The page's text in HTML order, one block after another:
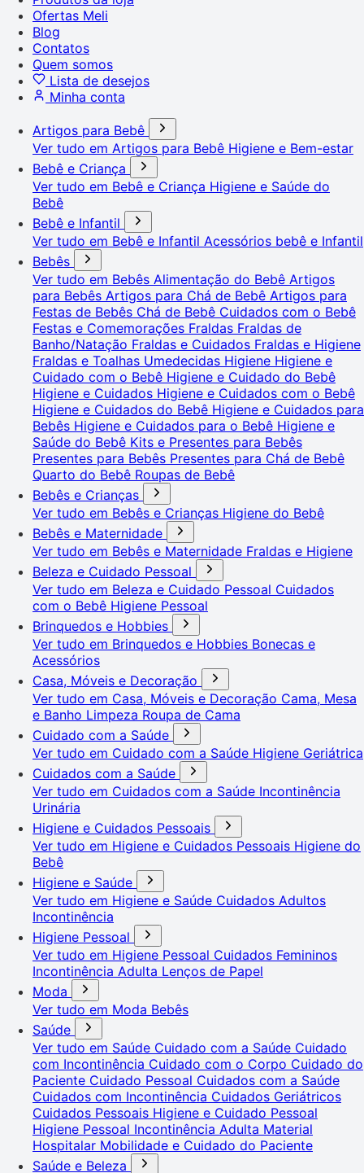
Ofertas Meli
Blog
Contatos
Quem somos
Lista de desejos
Minha conta
Artigos para Bebê
Ver tudo em Artigos para Bebê Higiene e Bem-estar
Bebê e Criança
Ver tudo em Bebê e Criança Higiene e Saúde do
Bebê
Bebê e Infantil
Ver tudo em Bebê e Infantil Acessórios bebê e Infantil
Bebês
Ver tudo em Bebês Alimentação do Bebê Artigos
para Bebês Artigos para Chá de Bebê Artigos para
Festas de Bebês Chá de Bebê Cuidados com o Bebê
Festas e Comemorações Fraldas Fraldas de
Banho/Natação Fraldas e Cuidados Fraldas e Higiene
Fraldas e Toalhas Umedecidas Higiene Higiene e
Cuidado com o Bebê Higiene e Cuidado do Bebê
Higiene e Cuidados Higiene e Cuidados com o Bebê
Higiene e Cuidados do Bebê Higiene e Cuidados para
Bebês Higiene e Cuidados para o Bebê Higiene e
Saúde do Bebê Kits e Presentes para Bebês
Presentes para Bebês Presentes para Chá de Bebê
Quarto do Bebê Roupas de Bebê
Bebês e Crianças
Ver tudo em Bebês e Crianças Higiene do Bebê
Bebês e Maternidade
Ver tudo em Bebês e Maternidade Fraldas e Higiene
Beleza e Cuidado Pessoal
Ver tudo em Beleza e Cuidado Pessoal Cuidados
com o Bebê Higiene Pessoal
Brinquedos e Hobbies
Ver tudo em Brinquedos e Hobbies Bonecas e
Acessórios
Casa, Móveis e Decoração
Ver tudo em Casa, Móveis e Decoração Cama, Mesa
e Banho Limpeza Roupa de Cama
Cuidado com a Saúde
Ver tudo em Cuidado com a Saúde Higiene Geriátrica
Cuidados com a Saúde
Ver tudo em Cuidados com a Saúde Incontinência
Urinária
Higiene e Cuidados Pessoais
Ver tudo em Higiene e Cuidados Pessoais Higiene do
Bebê
Higiene e Saúde
Ver tudo em Higiene e Saúde Cuidados Adultos
Incontinência
Higiene Pessoal
Ver tudo em Higiene Pessoal Cuidados Femininos
Incontinência Adulta Lenços de Papel
Moda
Ver tudo em Moda Bebês
Saúde
Ver tudo em Saúde Cuidado com a Saúde Cuidado
com Incontinência Cuidado com o Corpo Cuidado do
Paciente Cuidado Pessoal Cuidados com a Saúde
Cuidados com Incontinência Cuidados Geriátricos
Cuidados Pessoais Higiene e Cuidado Pessoal
Higiene Pessoal Incontinência Adulta Material
Hospitalar Mobilidade e Cuidado do Paciente
Saúde e Beleza